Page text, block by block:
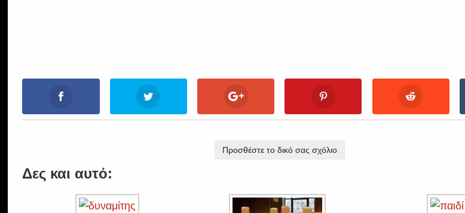
Προσθέστε το δικό σας σχόλιο
Δες και αυτό: